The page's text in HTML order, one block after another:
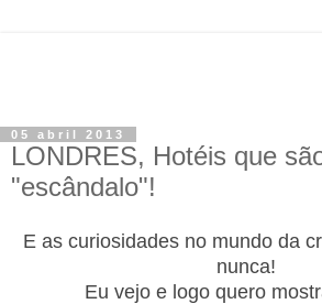
05 abril 2013
LONDRES, Hotéis que
"escândalo"!
E as curiosidades no mundo da
nunca!
Eu vejo e logo quero